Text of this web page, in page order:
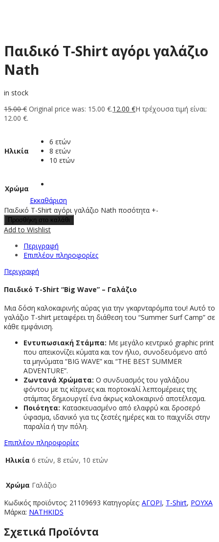
Παιδικό T-Shirt αγόρι γαλάζιο
Nath
in stock
15.00€ Original price was: 15.00 €.12.00 €Η τρέχουσα τιμή είναι:
12.00 €.
Ηλικία
6 ετών
8 ετών
10 ετών
Χρώμα
Εκκαθάριση
Παιδικό T-Shirt αγόρι γαλάζιο Nath ποσότητα +-
Προσθήκη στο καλάθι
Add to Wishlist
Περιγραφή
Επιπλέον πληροφορίες
Περιγραφή
Παιδικό T-Shirt “Big Wave” – Γαλάζιο
Μια δόση καλοκαιρινής αύρας για την γκαρνταρόμπα του! Αυτό το
γαλάζιο T-shirt μεταφέρει τη διάθεση του “Summer Surf Camp” σε
κάθε εμφάνιση.
Εντυπωσιακή Στάμπα: Με μεγάλο κεντρικό graphic print
που απεικονίζει κύματα και τον ήλιο, συνοδευόμενο από
τα μηνύματα “BIG WAVE” και “THE BEST SUMMER
ADVENTURE”.
Ζωντανά Χρώματα: Ο συνδυασμός του γαλάζιου
φόντου με τις κίτρινες και πορτοκαλί λεπτομέρειες της
στάμπας δημιουργεί ένα άκρως καλοκαιρινό αποτέλεσμα.
Ποιότητα: Κατασκευασμένο από ελαφρύ και δροσερό
ύφασμα, ιδανικό για τις ζεστές ημέρες και το παιχνίδι στην
παραλία ή την πόλη.
Επιπλέον πληροφορίες
Ηλικία 6 ετών, 8 ετών, 10 ετών
Χρώμα Γαλάζιο
Κωδικός προϊόντος: 21109693 Κατηγορίες: ΑΓΟΡΙ, T-Shirt, ΡΟΥΧΑ
Μάρκα: NATHKIDS
Σχετικά Προϊόντα